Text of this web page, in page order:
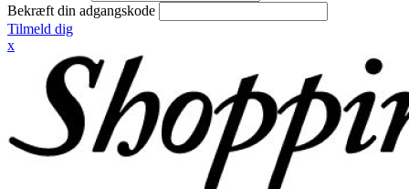
Bekræft din adgangskode
Tilmeld dig
x